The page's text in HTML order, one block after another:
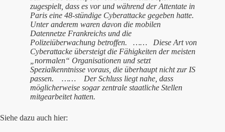
zugespielt, dass es vor und während der Attentate in
Paris eine 48-stündige Cyberattacke gegeben hatte.
Unter anderem waren davon die mobilen
Datennetze Frankreichs und die
Polizeiüberwachung betroffen. …… Diese Art von
Cyberattacke übersteigt die Fähigkeiten der meisten
„normalen“ Organisationen und setzt
Spezialkenntnisse voraus, die überhaupt nicht zur IS
passen. …… Der Schluss liegt nahe, dass
möglicherweise sogar zentrale staatliche Stellen
mitgearbeitet hatten.
Siehe dazu auch hier: